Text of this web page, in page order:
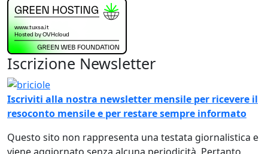
Iscrizione Newsletter
Immagine
Iscriviti alla nostra newsletter mensile per ricevere il
resoconto mensile e per restare sempre informato
Questo sito non rappresenta una testata giornalistica e